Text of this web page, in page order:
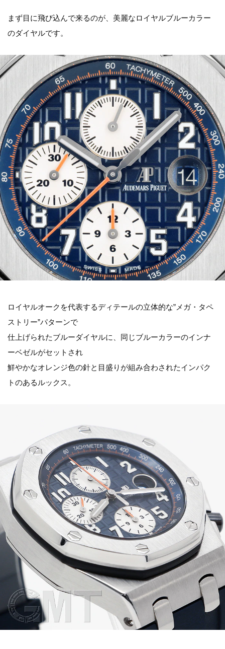
まず目に飛び込んで来るのが、美麗なロイヤルブルーカラー
のダイヤルです。
ロイヤルオークを代表するディテールの立体的な”メガ・タペ
ストリー”パターンで
仕上げられたブルーダイヤルに、同じブルーカラーのインナ
ーベゼルがセットされ
鮮やかなオレンジ色の針と目盛りが組み合わされたインパク
トのあるルックス。